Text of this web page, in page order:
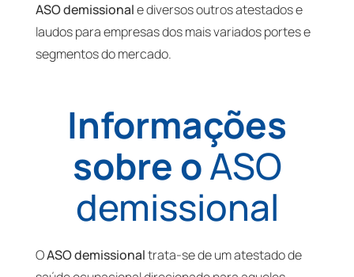
ASO demissionale diversos outros atestados e
laudos para empresas dos mais variados portes e
segmentos do mercado.
Informações
sobre oASO
demissional
OASO demissionaltrata-se de um atestado de